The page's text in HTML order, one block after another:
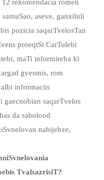
rekomendacia romeli
aseve, ganxiluli
pozicia saqarTvelosTan
proeqtSi CarTulebi
maTi informireba ki
gvesmis, rom
informaciis
gaecnobian saqarTvelos
da sabolood
nabijebze,
TvalsazrisiT?